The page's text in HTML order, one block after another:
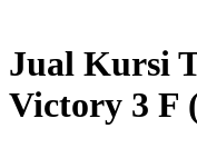
Jual Kursi
Victory 3 F